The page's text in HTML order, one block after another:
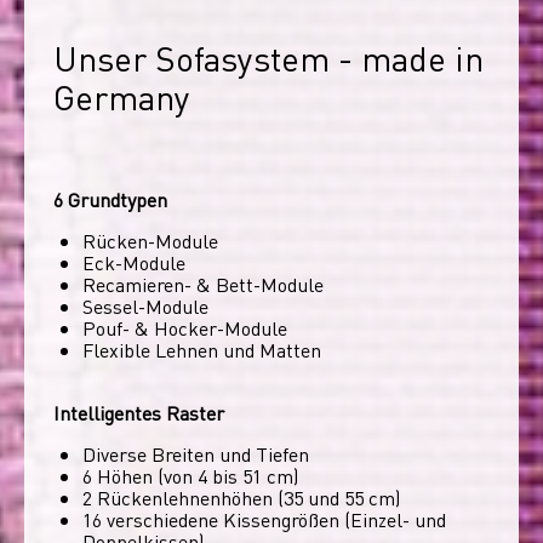
Unser Sofasystem - made in
Germany
6 Grundtypen
Rücken-Module
Eck-Module
Recamieren- & Bett-Module
Sessel-Module
Pouf- & Hocker-Module
Flexible Lehnen und Matten
Intelligentes Raster
Diverse Breiten und Tiefen
6 Höhen (von 4 bis 51 cm)
2 Rückenlehnenhöhen (35 und 55 cm)
16 verschiedene Kissengrößen (Einzel- und